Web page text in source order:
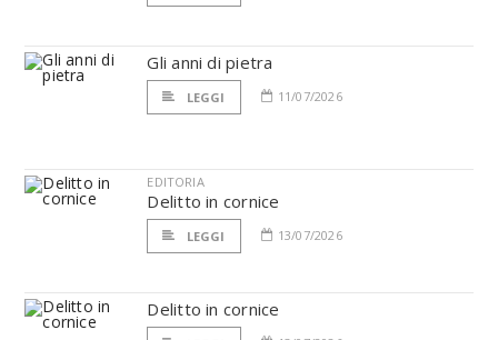
Gli anni di pietra
LEGGI 11/07/2026
EDITORIA
Delitto in cornice
LEGGI 13/07/2026
Delitto in cornice